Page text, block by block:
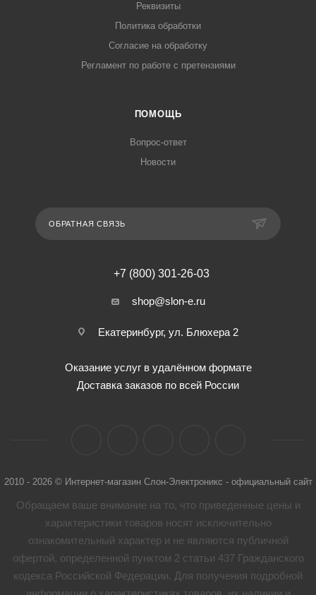
Реквизиты
Политика обработки
Согласие на обработку
Регламент по работе с претензиями
ПОМОЩЬ
Вопрос-ответ
Новости
ОБРАТНАЯ СВЯЗЬ
+7 (800) 301-26-03
shop@slon-e.ru
Екатеринбург, ул. Блюхера 2
Оказание услуг в удалённом формате
Доставка заказов по всей России
2010 - 2026 © Интернет-магазин Слон-Электроникс - официальный сайт
Обращаем ваше внимание на то, что приведенные цены и
характеристики товaров носят исключительно
ознакомительный характер и не являются публичной
офертой, определенной пунктом 2 статьи 437 Гражданского
кодекса Российской Федерации. Для получения подробной